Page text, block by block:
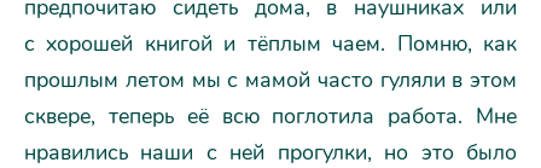
предпочитаю сидеть дома, в наушниках или
с хорошей книгой и тёплым чаем. Помню, как
прошлым летом мы с мамой часто гуляли в этом
сквере, теперь её всю поглотила работа. Мне
нравились наши с ней прогулки, но это было